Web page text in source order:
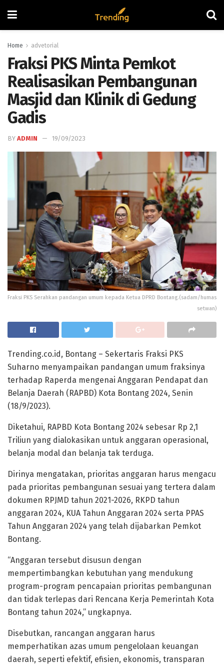
Home advetorial
Fraksi PKS Minta Pemkot
Realisasikan Pembangunan
Masjid dan Klinik di Gedung
Gadis
BY ADMIN 19/09/2023
Fraksi PKS Serahkan pandangan umum kepada Ketua DPRD Bontang.(sadam/humas
setwan)
Trending.co.id, Bontang – Sekertaris Fraksi PKS
Suharno menyampaikan pandangan umum fraksinya
terhadap Raperda mengenai Anggaran Pendapat dan
Belanja Daerah (RAPBD) Kota Bontang 2024, Senin
(18/9/2023).
Diketahui, RAPBD Kota Bontang 2024 sebesar Rp 2,1
Triliun yang dialokasikan untuk anggaran operasional,
belanja modal dan belanja tak terduga.
Dirinya mengatakan, prioritas anggaran harus mengacu
pada prioritas pembangunan sesuai yang tertera dalam
dokumen RPJMD tahun 2021-2026, RKPD tahun
anggaran 2024, KUA Tahun Anggaran 2024 serta PPAS
Tahun Anggaran 2024 yang telah dijabarkan Pemkot
Bontang.
“Anggaran tersebut disusun dengan
mempertimbangkan kebutuhan yang mendukung
program-program pencapaian prioritas pembangunan
dan tidak terlepas dari Rencana Kerja Pemerintah Kota
Bontang tahun 2024,” ungkapnya.
Disebutkan, rancangan anggaran harus
memperhatikan azas umum pengelolaan keuangan
daerah, seperti efektif, efisien, ekonomis, transparan